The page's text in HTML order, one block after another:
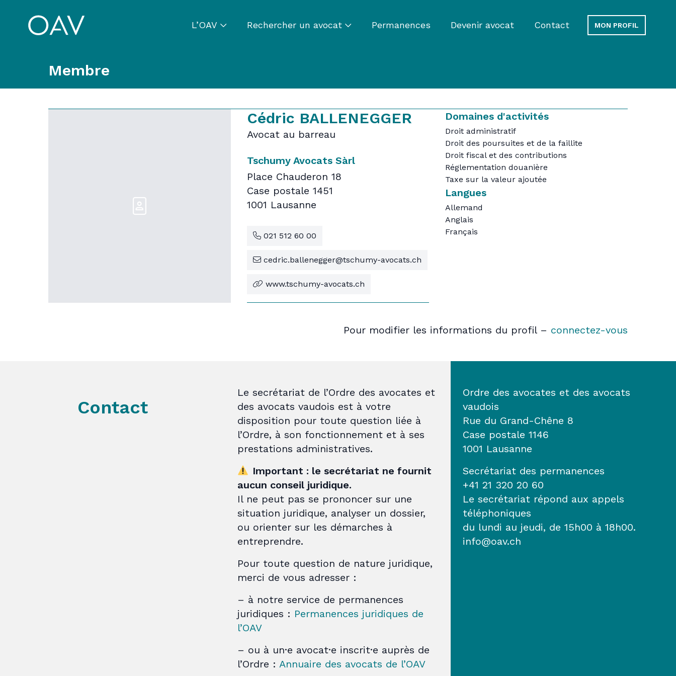
L’OAV Rechercher un avocat Permanences Devenir avocat Contact MON PROFIL
Membre
Cédric BALLENEGGER
Avocat au barreau
Tschumy Avocats Sàrl
Place Chauderon 18
Case postale 1451
1001 Lausanne
021 512 60 00
cedric.ballenegger@tschumy-avocats.ch
www.tschumy-avocats.ch
Domaines d'activités
Droit administratif
Droit des poursuites et de la faillite
Droit fiscal et des contributions
Réglementation douanière
Taxe sur la valeur ajoutée
Langues
Allemand
Anglais
Français
Pour modifier les informations du profil – connectez-vous
Contact
Le secrétariat de l’Ordre des avocates et
des avocats vaudois est à votre
disposition pour toute question liée à
l’Ordre, à son fonctionnement et à ses
prestations administratives.
Important : le secrétariat ne fournit
aucun conseil juridique.
Il ne peut pas se prononcer sur une
situation juridique, analyser un dossier,
ou orienter sur les démarches à
entreprendre.
Pour toute question de nature juridique,
merci de vous adresser :
– à notre service de permanences
juridiques : Permanences juridiques de
l’OAV
– ou à un·e avocat·e inscrit·e auprès de
l’Ordre : Annuaire des avocats de l’OAV
Ordre des avocates et des avocats
vaudois
Rue du Grand-Chêne 8
Case postale 1146
1001 Lausanne
Secrétariat des permanences
+41 21 320 20 60
Le secrétariat répond aux appels
téléphoniques
du lundi au jeudi, de 15h00 à 18h00.
info@oav.ch